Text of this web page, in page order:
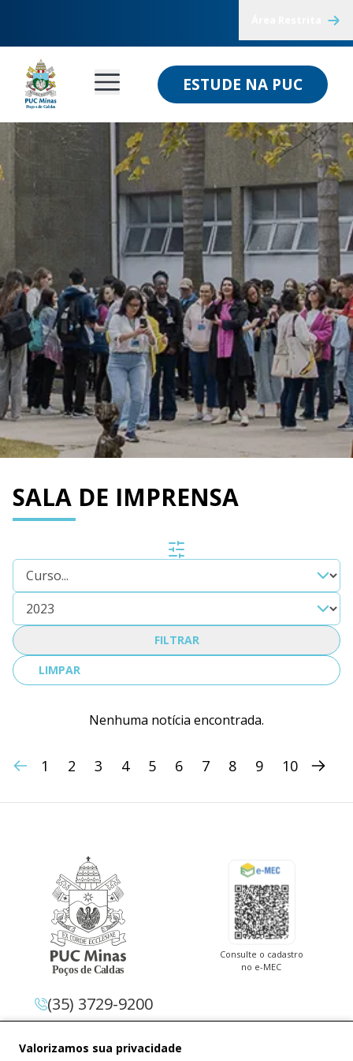
ESTUDE NA PUC
SALA DE IMPRENSA
FILTRAR
LIMPAR
Nenhuma notícia encontrada.
1 2 3 4 5 6 7 8 9 10
Valorizamos sua privacidade
Consulte o cadastro
no e-MEC
(35) 3729-9200